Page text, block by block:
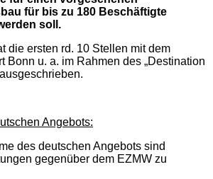
für bis zu 180 Beschäftigte
soll.
die ersten rd. 10 Stellen mit dem
Bonn u. a. im Rahmen des „Destination
Angebots:
des deutschen Angebots sind
gegenüber dem EZMW zu